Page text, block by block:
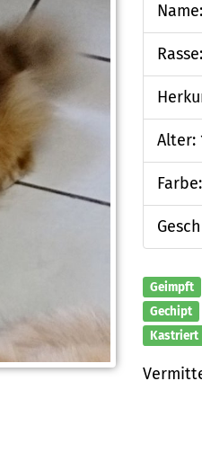
Alter:
Geimpft
Gechipt
Kastriert